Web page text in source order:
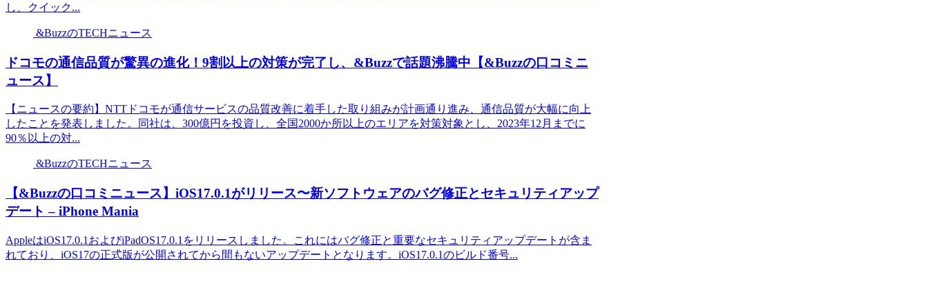
し、クイック...
&BuzzのTECHニュース
ドコモの通信品質が驚異の進化！9割以上の対策が完了し、&Buzzで話題沸騰中【&Buzzの口コミニ
ュース】
【ニュースの要約】NTTドコモが通信サービスの品質改善に着手した取り組みが計画通り進み、通信品質が大幅に向上
したことを発表しました。同社は、300億円を投資し、全国2000か所以上のエリアを対策対象とし、2023年12月までに
90％以上の対...
&BuzzのTECHニュース
【&Buzzの口コミニュース】iOS17.0.1がリリース〜新ソフトウェアのバグ修正とセキュリティアップ
デート – iPhone Mania
AppleはiOS17.0.1およびiPadOS17.0.1をリリースしました。これにはバグ修正と重要なセキュリティアップデートが含ま
れており、iOS17の正式版が公開されてから間もないアップデートとなります。iOS17.0.1のビルド番号...